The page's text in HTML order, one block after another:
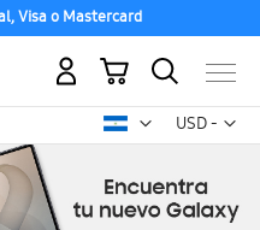
Visa o Mastercard
USD -
dólar
Mi carrito